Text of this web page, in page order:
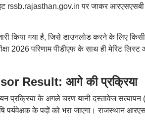
rssb.rajasthan.gov.in पर जाकर
किया गया है, जिसे डाउनलोड करने के लिए
2026 परिणाम पीडीएफ के साथ ही मेरिट
Result: आगे की प्रक्रिया
प्रक्रिया के अगले चरण यानी दस्तावेज
के पदों को भरा जाएगा। राजस्थान